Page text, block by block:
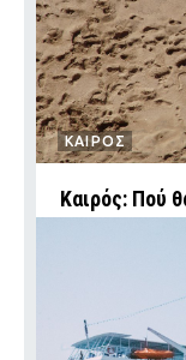
ΚΑΙΡΟΣ
Καιρός: Πού